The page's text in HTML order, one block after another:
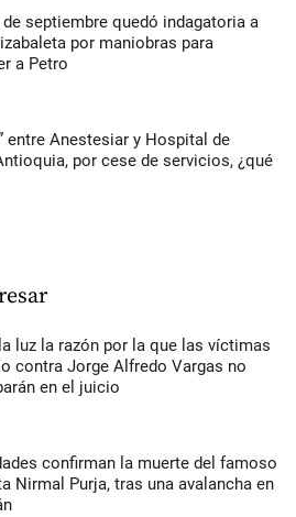
de septiembre quedó indagatoria a
por maniobras para
a Petro
entre Anestesiar y Hospital de
por cese de servicios, ¿qué
luz la razón por la que las víctimas
contra Jorge Alfredo Vargas no
en el juicio
confirman la muerte del famoso
Nirmal Purja, tras una avalancha en